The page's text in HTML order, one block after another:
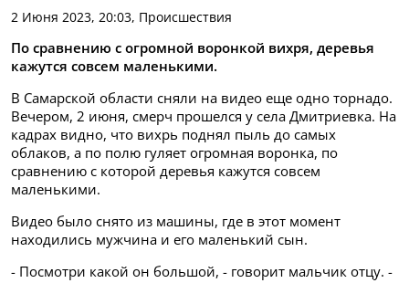
2 Июня 2023, 20:03, Происшествия
По сравнению с огромной воронкой вихря, деревья
кажутся совсем маленькими.
В Самарской области сняли на видео еще одно торнадо.
Вечером, 2 июня, смерч прошелся у села Дмитриевка. На
кадрах видно, что вихрь поднял пыль до самых
облаков, а по полю гуляет огромная воронка, по
сравнению с которой деревья кажутся совсем
маленькими.
Видео было снято из машины, где в этот момент
находились мужчина и его маленький сын.
- Посмотри какой он большой, - говорит мальчик отцу. -